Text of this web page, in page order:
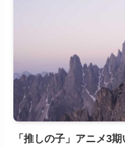
「推しの子」アニメ3